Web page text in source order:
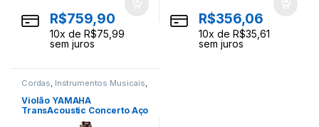
R$759,90
10x de R$75,99
sem juros
R$356,06
10x de R$35,61
sem juros
Cordas Instrumentos Musicais
Violoes
Violão YAMAHA
TransAcoustic Concerto Aço
FS-TA Brown Sunburst